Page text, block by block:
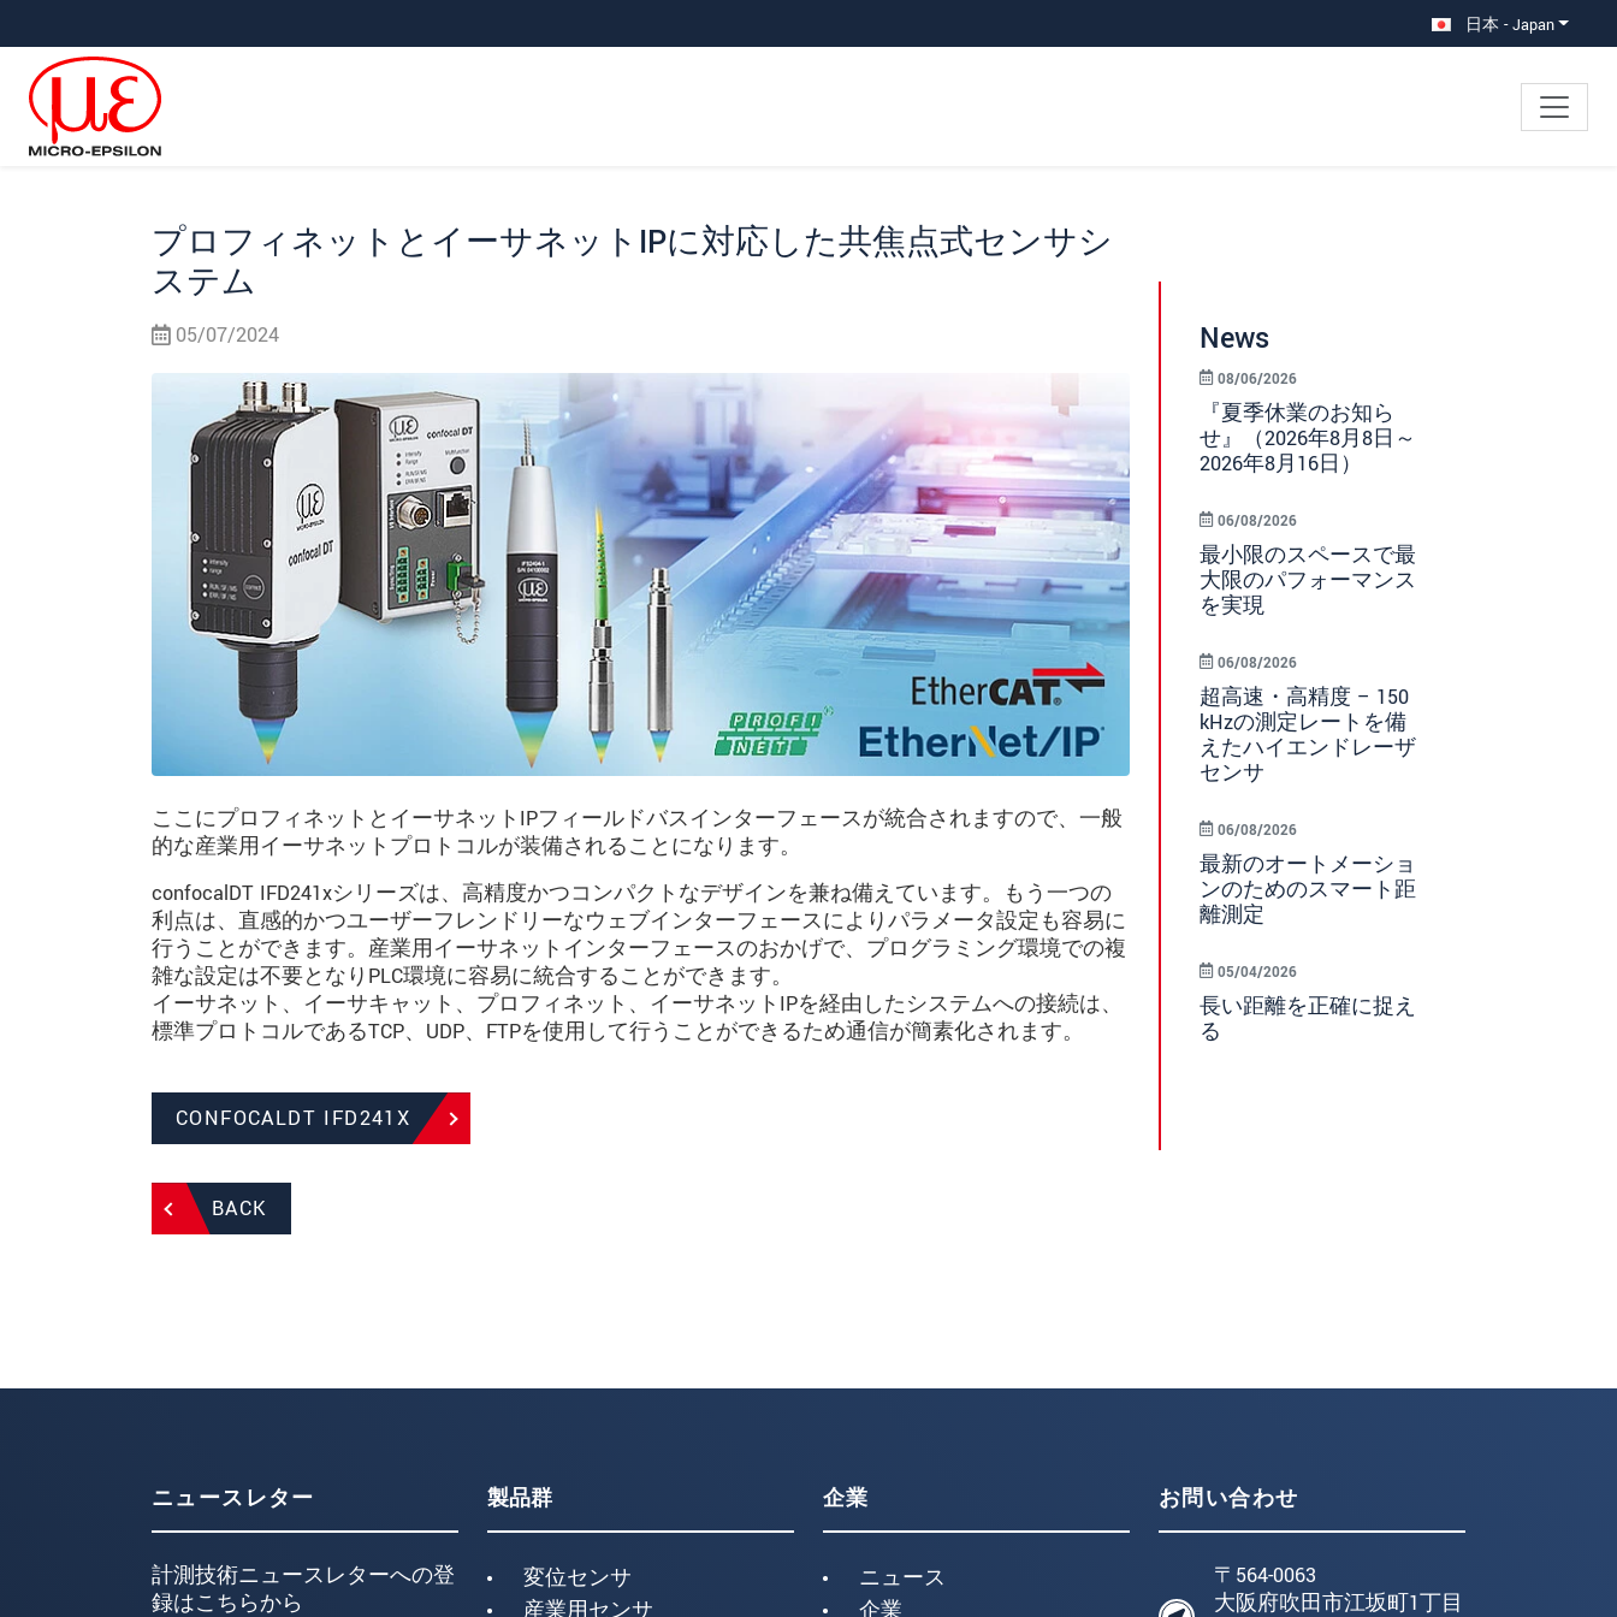
日本 - Japan
プロフィネットとイーサネットIPに対応した共焦点式センサシ
ステム
05/07/2024
ここにプロフィネットとイーサネットIPフィールドバスインターフェースが統合されますので、一般
的な産業用イーサネットプロトコルが装備されることになります。
confocalDT IFD241xシリーズは、高精度かつコンパクトなデザインを兼ね備えています。もう一つの
利点は、直感的かつユーザーフレンドリーなウェブインターフェースによりパラメータ設定も容易に
行うことができます。産業用イーサネットインターフェースのおかげで、プログラミング環境での複
雑な設定は不要となりPLC環境に容易に統合することができます。
イーサネット、イーサキャット、プロフィネット、イーサネットIPを経由したシステムへの接続は、
標準プロトコルであるTCP、UDP、FTPを使用して行うことができるため通信が簡素化されます。
CONFOCALDT IFD241X
BACK
News
『夏季休業のお知ら
せ』（2026年8月8日～
2026年8月16日）
08/06/2026
最小限のスペースで最
大限のパフォーマンス
を実現
06/08/2026
超高速・高精度 – 150
kHzの測定レートを備
えたハイエンドレーザ
センサ
06/08/2026
最新のオートメーショ
ンのためのスマート距
離測定
06/08/2026
長い距離を正確に捉え
る
05/04/2026
ニュースレター
計測技術ニュースレターへの登
録はこちらから
製品群
変位センサ
産業用センサ
企業
ニュース
企業
お問い合わせ
〒564-0063
大阪府吹田市江坂町1丁目